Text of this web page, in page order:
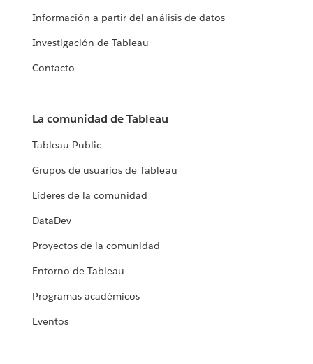
Información a partir del análisis de datos
Investigación de Tableau
Contacto
La comunidad de Tableau
Tableau Public
Grupos de usuarios de Tableau
Líderes de la comunidad
DataDev
Proyectos de la comunidad
Entorno de Tableau
Programas académicos
Eventos